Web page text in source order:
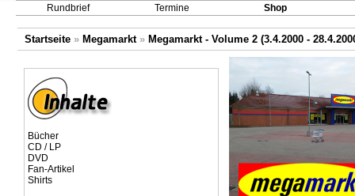
Rundbrief Termine Shop
Startseite » Megamarkt» Megamarkt - Volume 2 (3.4.2000 -
Bücher
CD / LP
DVD
Fan-Artikel
Shirts